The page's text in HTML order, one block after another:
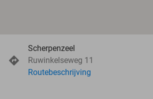
Scherpenzeel
Ruwinkelseweg 11
Routebeschrijving